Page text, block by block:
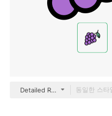
Detailed Rounded Lineal color